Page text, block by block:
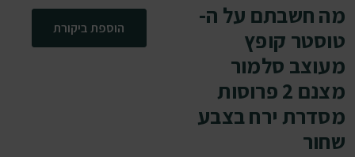
מה חשבתם על ה-
טוסטר קופץ
מעוצב סלמור
מצנם 2 פרוסות
מסדרת ירח בצבע
שחור
הוספת ביקורת